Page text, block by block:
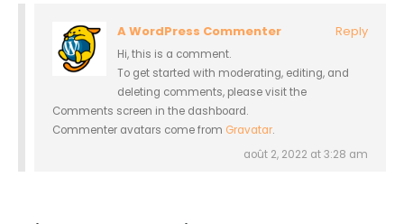
A WordPress Commenter Reply
Hi, this is a comment.
To get started with moderating, editing, and
deleting comments, please visit the
Comments screen in the dashboard.
Commenter avatars come from Gravatar.
août 2, 2022 at 3:28 am